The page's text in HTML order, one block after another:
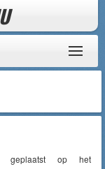
geplaatst op het